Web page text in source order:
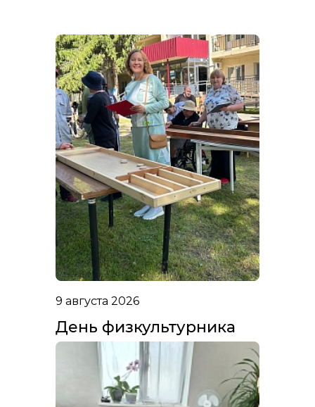
9 августа 2026
День физкультурника